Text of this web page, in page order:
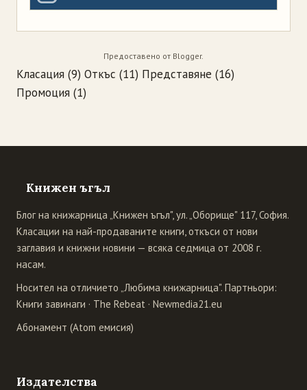
Предоставено от Blogger.
Класация (9) Откъс (11) Представяне (16)
Промоция (1)
Книжен ъгъл
Блог на книжарница „Книжен ъгъл", ул. „Оборище" 117, София.
Класации на най-продаваните книги, откъси от нови
заглавия и книжни новини — всяка седмица от 2008 г.
насам.
Носител на отличието „Любима книжарница". Партньори:
Книги завинаги · The Rebeat · Newmedia21.eu
Абонамент (Atom емисия)
Издателства